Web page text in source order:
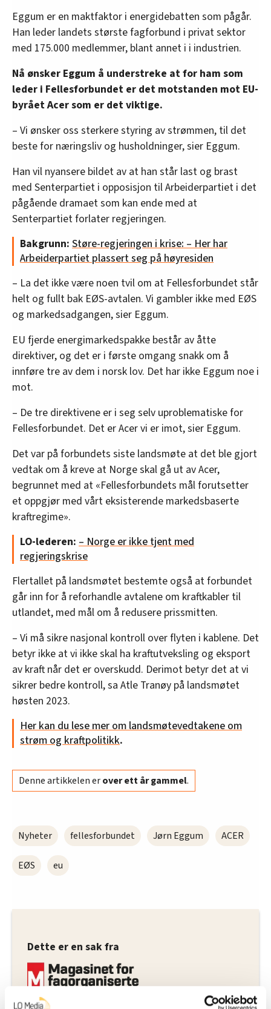
Eggum er en maktfaktor i energidebatten som pågår.
Han leder landets største fagforbund i privat sektor
med 175.000 medlemmer, blant annet i i industrien.
Nå ønsker Eggum å understreke at for ham som
leder i Fellesforbundet er det motstanden mot EU-
byrået Acer som er det viktige.
– Vi ønsker oss sterkere styring av strømmen, til det
beste for næringsliv og husholdninger, sier Eggum.
Han vil nyansere bildet av at han står last og brast
med Senterpartiet i opposisjon til Arbeiderpartiet i det
pågående dramaet som kan ende med at
Senterpartiet forlater regjeringen.
Bakgrunn: Støre-regjeringen i krise: – Her har
Arbeiderpartiet plassert seg på høyresiden
– La det ikke være noen tvil om at Fellesforbundet står
helt og fullt bak EØS-avtalen. Vi gambler ikke med EØS
og markedsadgangen, sier Eggum.
EU fjerde energimarkedspakke består av åtte
direktiver, og det er i første omgang snakk om å
innføre tre av dem i norsk lov. Det har ikke Eggum noe i
mot.
– De tre direktivene er i seg selv uproblematiske for
Fellesforbundet. Det er Acer vi er imot, sier Eggum.
Det var på forbundets siste landsmøte at det ble gjort
vedtak om å kreve at Norge skal gå ut av Acer,
begrunnet med at «Fellesforbundets mål forutsetter
et oppgjør med vårt eksisterende markedsbaserte
kraftregime».
LO-lederen: – Norge er ikke tjent med
regjeringskrise
Flertallet på landsmøtet bestemte også at forbundet
går inn for å reforhandle avtalene om kraftkabler til
utlandet, med mål om å redusere prissmitten.
– Vi må sikre nasjonal kontroll over flyten i kablene. Det
betyr ikke at vi ikke skal ha kraftutveksling og eksport
av kraft når det er overskudd. Derimot betyr det at vi
sikrer bedre kontroll, sa Atle Tranøy på landsmøtet
høsten 2023.
Her kan du lese mer om landsmøtevedtakene om
strøm og kraftpolitikk.
Denne artikkelen erover ett år gammel.
Nyheter fellesforbundet Jørn Eggum ACER
EØS eu
Dette er en sak fra